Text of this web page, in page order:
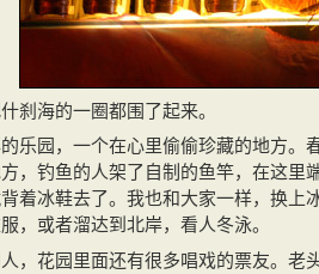
刹海的一圈都围了起来。
乐园，一个在心里偷偷珍藏的地方。
，钓鱼的人架了自制的鱼竿，在这里
着冰鞋去了。我也和大家一样，换上
，或者溜达到北岸，看人冬泳。
，花园里面还有很多唱戏的票友。